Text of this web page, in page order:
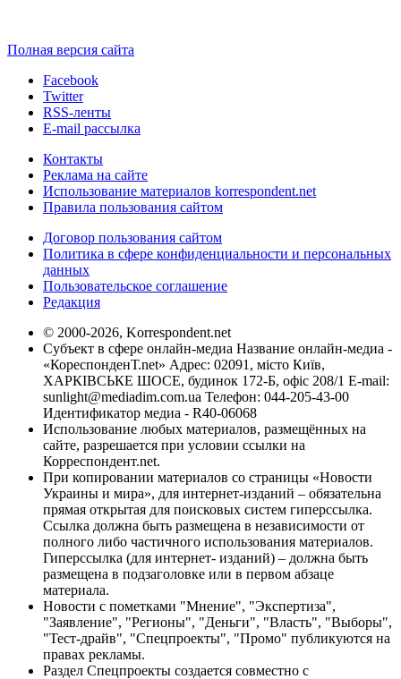
Полная версия сайта
Facebook
Twitter
RSS-ленты
E-mail рассылка
Контакты
Реклама на сайте
Использование материалов korrespondent.net
Правила пользования сайтом
Договор пользования сайтом
Политика в сфере конфиденциальности и персональных
данных
Пользовательское соглашение
Редакция
© 2000-2026, Korrespondent.net
Субъект в сфере онлайн-медиа Название онлайн-медиа -
«КореспонденТ.net» Адрес: 02091, місто Київ,
ХАРКІВСЬКЕ ШОСЕ, будинок 172-Б, офіс 208/1 E-mail:
sunlight@mediadim.com.ua Телефон: 044-205-43-00
Идентификатор медиа - R40-06068
Использование любых материалов, размещённых на
сайте, разрешается при условии ссылки на
Корреспондент.net.
При копировании материалов со страницы «Новости
Украины и мира», для интернет-изданий – обязательна
прямая открытая для поисковых систем гиперссылка.
Ссылка должна быть размещена в независимости от
полного либо частичного использования материалов.
Гиперссылка (для интернет- изданий) – должна быть
размещена в подзаголовке или в первом абзаце
материала.
Новости с пометками "Мнение", "Экспертиза",
"Заявление", "Регионы", "Деньги", "Власть", "Выборы",
"Тест-драйв", "Спецпроекты", "Промо" публикуются на
правах рекламы.
Раздел Спецпроекты создается совместно с